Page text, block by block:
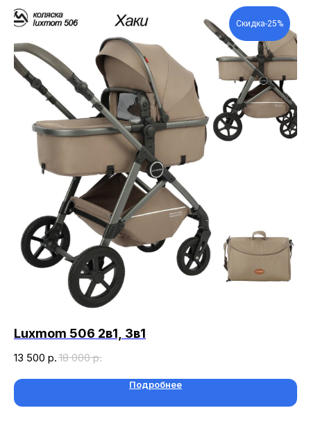
Скидка-25%
Luxmom 506 2в1, 3в1
13 500 р. 18 000 р.
Подробнее